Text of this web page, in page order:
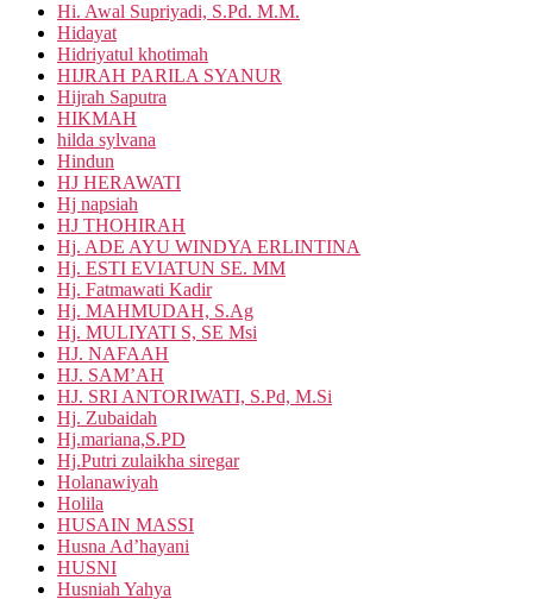
Hi. Awal Supriyadi, S.Pd. M.M.
Hidayat
Hidriyatul khotimah
HIJRAH PARILA SYANUR
Hijrah Saputra
HIKMAH
hilda sylvana
Hindun
HJ HERAWATI
Hj napsiah
HJ THOHIRAH
Hj. ADE AYU WINDYA ERLINTINA
Hj. ESTI EVIATUN SE. MM
Hj. Fatmawati Kadir
Hj. MAHMUDAH, S.Ag
Hj. MULIYATI S, SE Msi
HJ. NAFAAH
HJ. SAM’AH
HJ. SRI ANTORIWATI, S.Pd, M.Si
Hj. Zubaidah
Hj.mariana,S.PD
Hj.Putri zulaikha siregar
Holanawiyah
Holila
HUSAIN MASSI
Husna Ad’hayani
HUSNI
Husniah Yahya